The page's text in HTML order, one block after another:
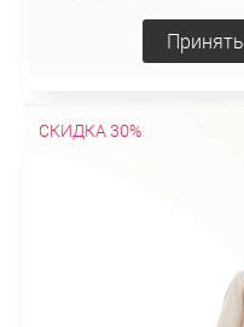
БРЮКИ 3К-1468
234,46 руб
СКИДКА 30%
Принять